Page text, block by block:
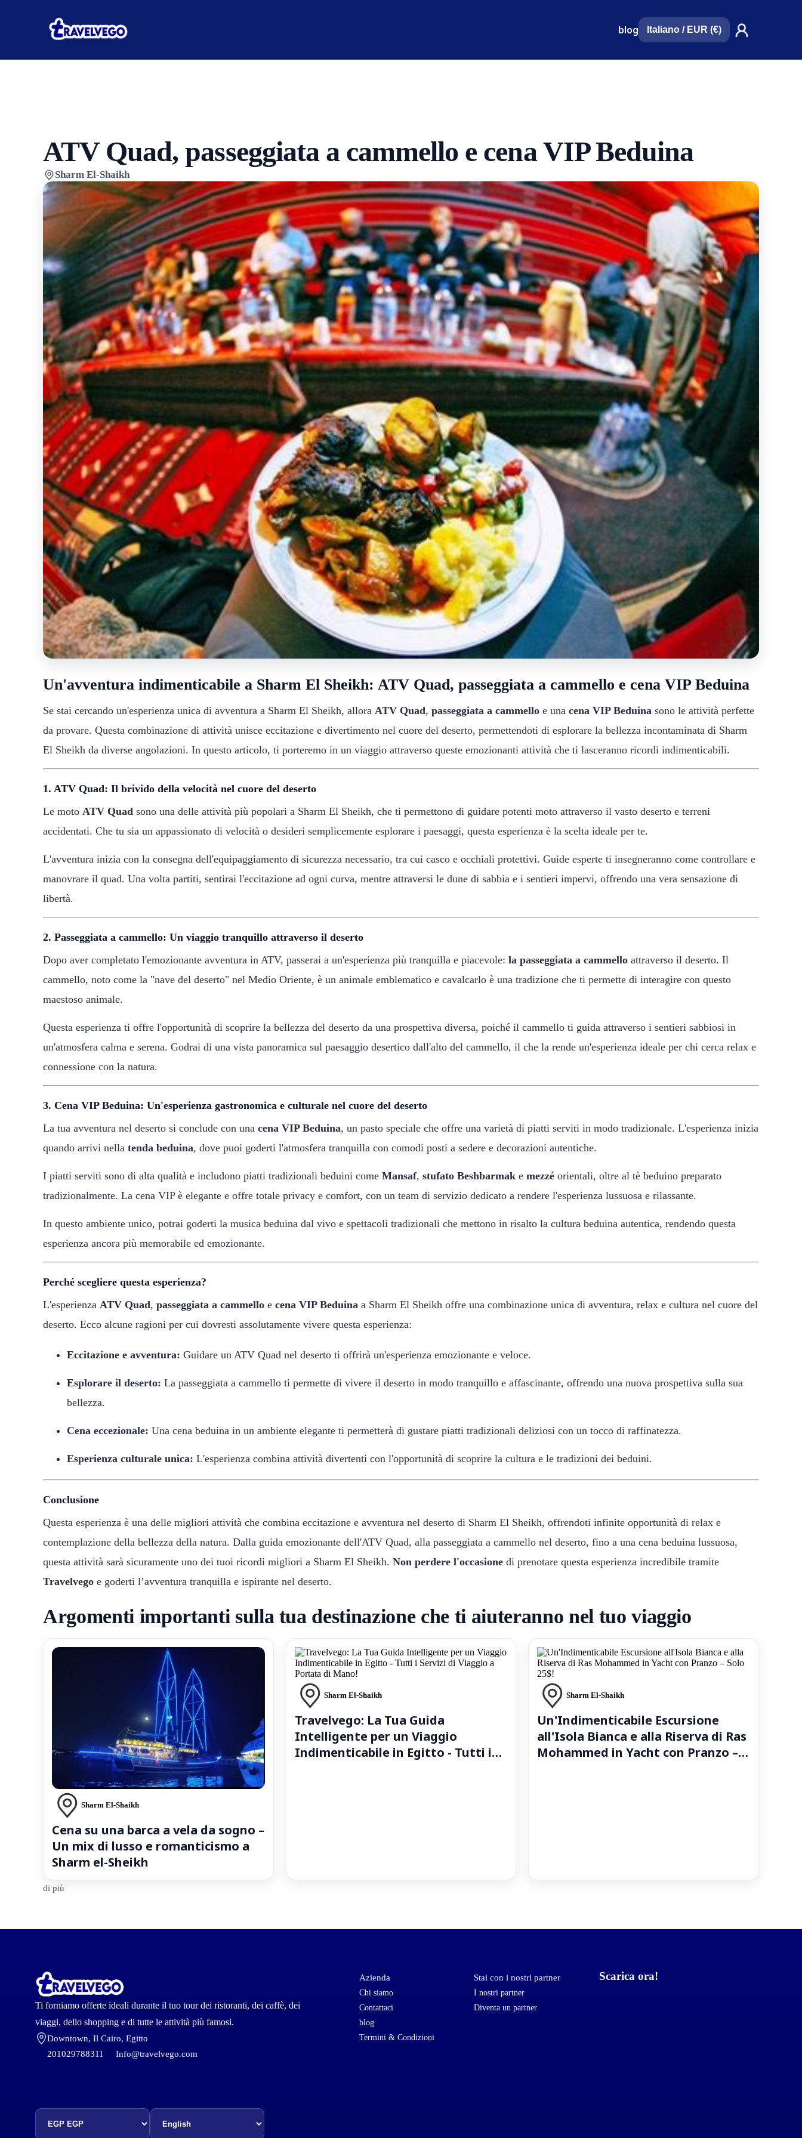
blog Italiano / EUR (€)
ATV Quad, passeggiata a cammello e cena VIP Beduina
Sharm El-Shaikh
Un'avventura indimenticabile a Sharm El Sheikh: ATV Quad, passeggiata a cammello e cena VIP Beduina
Se stai cercando un'esperienza unica di avventura a Sharm El Sheikh, allora ATV Quad, passeggiata a cammello e una cena VIP Beduina sono le attività perfette
da provare. Questa combinazione di attività unisce eccitazione e divertimento nel cuore del deserto, permettendoti di esplorare la bellezza incontaminata di Sharm
El Sheikh da diverse angolazioni. In questo articolo, ti porteremo in un viaggio attraverso queste emozionanti attività che ti lasceranno ricordi indimenticabili.
1. ATV Quad: Il brivido della velocità nel cuore del deserto
Le moto ATV Quad sono una delle attività più popolari a Sharm El Sheikh, che ti permettono di guidare potenti moto attraverso il vasto deserto e terreni
accidentati. Che tu sia un appassionato di velocità o desideri semplicemente esplorare i paesaggi, questa esperienza è la scelta ideale per te.
L'avventura inizia con la consegna dell'equipaggiamento di sicurezza necessario, tra cui casco e occhiali protettivi. Guide esperte ti insegneranno come controllare e
manovrare il quad. Una volta partiti, sentirai l'eccitazione ad ogni curva, mentre attraversi le dune di sabbia e i sentieri impervi, offrendo una vera sensazione di
libertà.
2. Passeggiata a cammello: Un viaggio tranquillo attraverso il deserto
Dopo aver completato l'emozionante avventura in ATV, passerai a un'esperienza più tranquilla e piacevole: la passeggiata a cammello attraverso il deserto. Il
cammello, noto come la "nave del deserto" nel Medio Oriente, è un animale emblematico e cavalcarlo è una tradizione che ti permette di interagire con questo
maestoso animale.
Questa esperienza ti offre l'opportunità di scoprire la bellezza del deserto da una prospettiva diversa, poiché il cammello ti guida attraverso i sentieri sabbiosi in
un'atmosfera calma e serena. Godrai di una vista panoramica sul paesaggio desertico dall'alto del cammello, il che la rende un'esperienza ideale per chi cerca relax e
connessione con la natura.
3. Cena VIP Beduina: Un'esperienza gastronomica e culturale nel cuore del deserto
La tua avventura nel deserto si conclude con una cena VIP Beduina, un pasto speciale che offre una varietà di piatti serviti in modo tradizionale. L'esperienza inizia
quando arrivi nella tenda beduina, dove puoi goderti l'atmosfera tranquilla con comodi posti a sedere e decorazioni autentiche.
I piatti serviti sono di alta qualità e includono piatti tradizionali beduini come Mansaf, stufato Beshbarmak e mezzé orientali, oltre al tè beduino preparato
tradizionalmente. La cena VIP è elegante e offre totale privacy e comfort, con un team di servizio dedicato a rendere l'esperienza lussuosa e rilassante.
In questo ambiente unico, potrai goderti la musica beduina dal vivo e spettacoli tradizionali che mettono in risalto la cultura beduina autentica, rendendo questa
esperienza ancora più memorabile ed emozionante.
Perché scegliere questa esperienza?
L'esperienza ATV Quad, passeggiata a cammello e cena VIP Beduina a Sharm El Sheikh offre una combinazione unica di avventura, relax e cultura nel cuore del
deserto. Ecco alcune ragioni per cui dovresti assolutamente vivere questa esperienza:
Eccitazione e avventura: Guidare un ATV Quad nel deserto ti offrirà un'esperienza emozionante e veloce.
Esplorare il deserto: La passeggiata a cammello ti permette di vivere il deserto in modo tranquillo e affascinante, offrendo una nuova prospettiva sulla sua
bellezza.
Cena eccezionale: Una cena beduina in un ambiente elegante ti permetterà di gustare piatti tradizionali deliziosi con un tocco di raffinatezza.
Esperienza culturale unica: L'esperienza combina attività divertenti con l'opportunità di scoprire la cultura e le tradizioni dei beduini.
Conclusione
Questa esperienza è una delle migliori attività che combina eccitazione e avventura nel deserto di Sharm El Sheikh, offrendoti infinite opportunità di relax e
contemplazione della bellezza della natura. Dalla guida emozionante dell'ATV Quad, alla passeggiata a cammello nel deserto, fino a una cena beduina lussuosa,
questa attività sarà sicuramente uno dei tuoi ricordi migliori a Sharm El Sheikh. Non perdere l'occasione di prenotare questa esperienza incredibile tramite
Travelvego e goderti l’avventura tranquilla e ispirante nel deserto.
Argomenti importanti sulla tua destinazione che ti aiuteranno nel tuo viaggio
Sharm El-Shaikh
Cena su una barca a vela da sogno –
Un mix di lusso e romanticismo a
Sharm el-Sheikh
Sharm El-Shaikh
Travelvego: La Tua Guida
Intelligente per un Viaggio
Indimenticabile in Egitto - Tutti i
Sharm El-Shaikh
Un'Indimenticabile Escursione
all'Isola Bianca e alla Riserva di Ras
Mohammed in Yacht con Pranzo –
di più
Ti forniamo offerte ideali durante il tuo tour dei ristoranti, dei caffè, dei
viaggi, dello shopping e di tutte le attività più famosi.
Downtown, Il Cairo, Egitto
201029788311
Info@travelvego.com
Azienda
Chi siamo
Contattaci
blog
Termini & Condizioni
Stai con i nostri partner
I nostri partner
Diventa un partner
Scarica ora!